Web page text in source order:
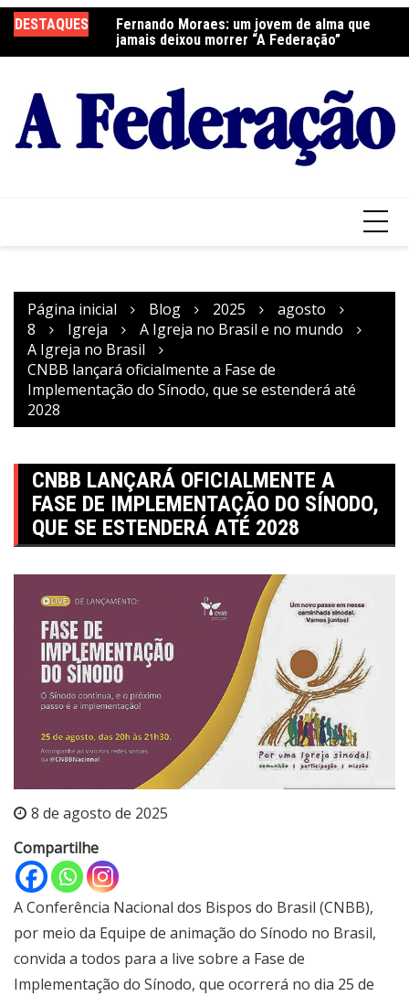
para
o
DESTAQUES
Fernando Moraes: um jovem de alma que
jamais deixou morrer “A Federação”
Curso Oração e Vida na Paróquia São José
Página inicial Blog 2025
agosto
8
Igreja
A Igreja no Brasil e no mundo
A Igreja no Brasil
CNBB lançará oficialmente a Fase de
Implementação do Sínodo, que se estenderá até
2028
CNBB LANÇARÁ OFICIALMENTE A
FASE DE IMPLEMENTAÇÃO DO SÍNODO,
QUE SE ESTENDERÁ ATÉ 2028
8 de agosto de 2025
Compartilhe
A Conferência Nacional dos Bispos do Brasil (CNBB),
por meio da Equipe de animação do Sínodo no Brasil,
convida a todos para a live sobre a Fase de
Implementação do Sínodo, que ocorrerá no dia 25 de